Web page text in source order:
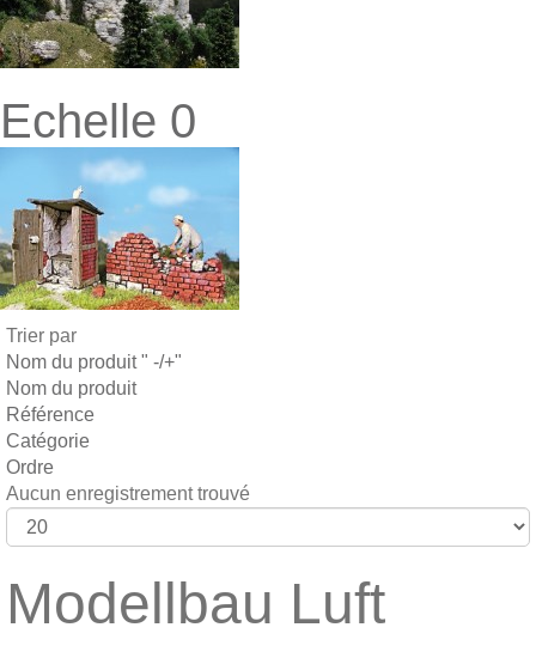
Echelle 0
Trier par
Nom du produit " -/+"
Nom du produit
Référence
Catégorie
Ordre
Aucun enregistrement trouvé
Modellbau Luft